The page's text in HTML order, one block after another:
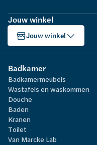
Jouw winkel
Jouw winkel
Badkamer
Badkamermeubels
Wastafels en waskommen
Douche
Baden
Kranen
Toilet
Van Marcke Lab